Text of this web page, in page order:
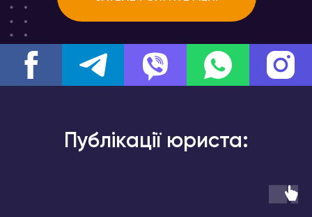
Публікації юриста: